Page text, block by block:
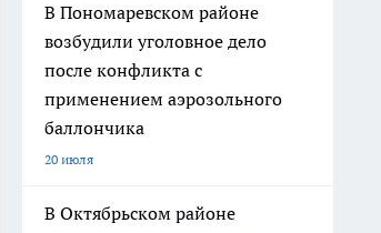
В Пономаревском районе
возбудили уголовное дело
после конфликта с
применением аэрозольного
баллончика
20 июля
В Октябрьском районе